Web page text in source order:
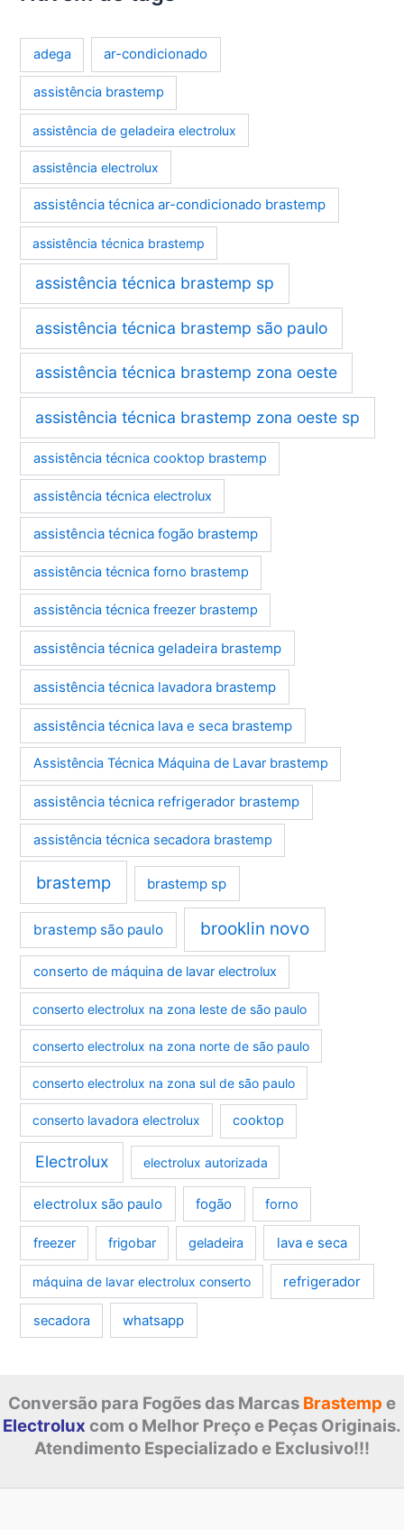
adega ar-condicionado
assistência brastemp
assistência de geladeira electrolux
assistência electrolux
assistência técnica ar-condicionado brastemp
assistência técnica brastemp
assistência técnica brastemp sp
assistência técnica brastemp são paulo
assistência técnica brastemp zona oeste
assistência técnica brastemp zona oeste sp
assistência técnica cooktop brastemp
assistência técnica electrolux
assistência técnica fogão brastemp
assistência técnica forno brastemp
assistência técnica freezer brastemp
assistência técnica geladeira brastemp
assistência técnica lavadora brastemp
assistência técnica lava e seca brastemp
Assistência Técnica Máquina de Lavar brastemp
assistência técnica refrigerador brastemp
assistência técnica secadora brastemp
brastemp brastemp sp
brastemp são paulo brooklin novo
conserto de máquina de lavar electrolux
conserto electrolux na zona leste de são paulo
conserto electrolux na zona norte de são paulo
conserto electrolux na zona sul de são paulo
conserto lavadora electrolux cooktop
Electrolux electrolux autorizada
electrolux são paulo fogão forno
freezer frigobar geladeira lava e seca
máquina de lavar electrolux conserto refrigerador
secadora whatsapp
Conversão para Fogões das Marcas Brastemp e
Electrolux com o Melhor Preço e Peças Originais.
Atendimento Especializado e Exclusivo!!!